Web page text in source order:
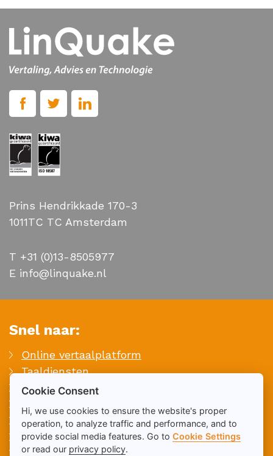
Prins Hendrikkade 170-3
1011TC TC Amsterdam
T +31 (0)13-8505977
E info@linquake.nl
Snel naar:
Online vertaalplatform
Taaldiensten
Contact
Whitepapers
Vacatures
Sitemap
Cookie Consent
Hi, we use cookies to ensure the website's proper
operation, to analyze traffic and performance, and to
provide social media features. Go toCookie Settings
or read our privacy policy.